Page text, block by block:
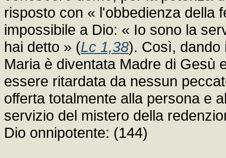
risposto con « l'obbedienza della
impossibile a Dio: « Io sono la
hai detto » (Lc 1,38). Così, dando
Maria è diventata Madre di Gesù
essere ritardata da nessun
offerta totalmente alla persona e
servizio del mistero della
Dio onnipotente: (144)